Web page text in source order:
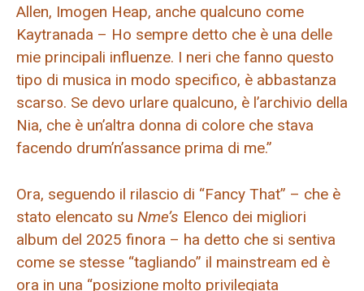
Allen, Imogen Heap, anche qualcuno come
Kaytranada – Ho sempre detto che è una delle
mie principali influenze. I neri che fanno questo
tipo di musica in modo specifico, è abbastanza
scarso. Se devo urlare qualcuno, è l’archivio della
Nia, che è un’altra donna di colore che stava
facendo drum’n’assance prima di me.”
Ora, seguendo il rilascio di “Fancy That” – che è
stato elencato su Nme’s Elenco dei migliori
album del 2025 finora – ha detto che si sentiva
come se stesse “tagliando” il mainstream ed è
ora in una “posizione molto privilegiata